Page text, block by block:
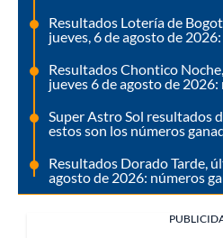
Resultados Lotería de
jueves, 6 de agosto de
Resultados Chontico
jueves 6 de agosto de
Super Astro Sol resultados
estos son los números
Resultados Dorado Tarde,
agosto de 2026: números